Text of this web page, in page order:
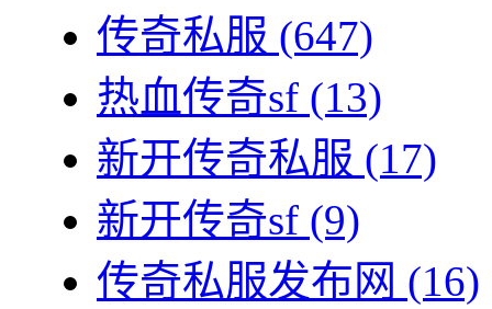
传奇私服 (647)
热血传奇sf (13)
新开传奇私服 (17)
新开传奇sf (9)
传奇私服发布网 (16)